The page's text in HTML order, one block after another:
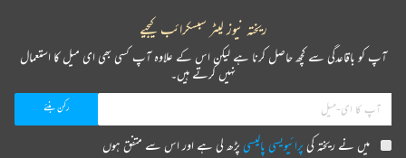
ریختہ نیوز لیٹر سبسکرائب کیجیے
آپ کو باقاعدگی سے کچھ حاصل کرنا ہے لیکن اس کے علاوہ آپ کسی بھی ای میل کا استعمال
نہیں کرتے ہیں۔
میں نے ریختہ کیپرائیویسی پالیسیپڑھ لی ہے اور اس سے متفق ہوں